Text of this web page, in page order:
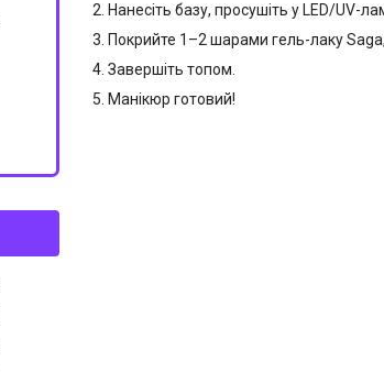
2. Нанесіть базу, просушіть у LED/UV-
3. Покрийте 1–2 шарами гель-лаку
4. Завершіть топом.
5. Манікюр готовий!